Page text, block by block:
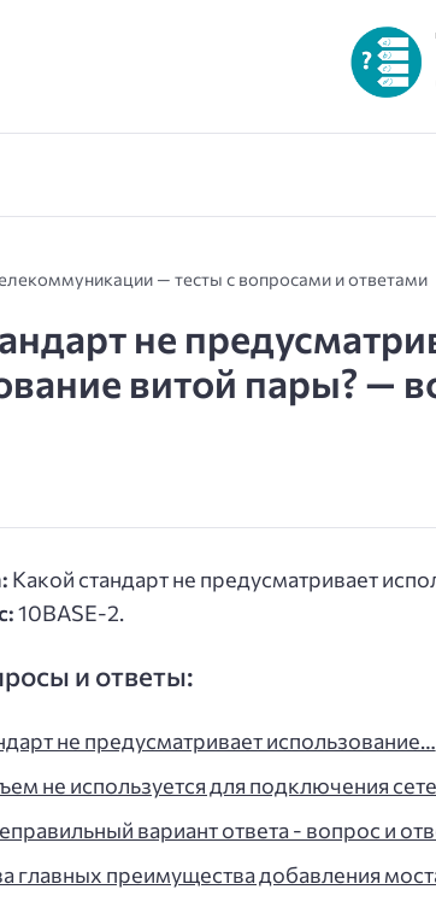
— тесты с вопросами и ответами
не
витой пары? —
Какой стандарт не предусматривает
10BASE-2.
и ответы:
не предусматривает использование…
не используется для подключения
вариант ответа - вопрос и
главных преимущества добавления